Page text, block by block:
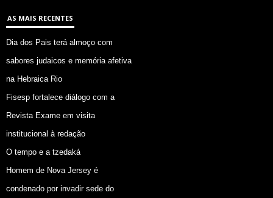
AS MAIS RECENTES
Dia dos Pais terá almoço com
sabores judaicos e memória afetiva
na Hebraica Rio
Fisesp fortalece diálogo com a
Revista Exame em visita
institucional à redação
O tempo e a tzedaká
Homem de Nova Jersey é
condenado por invadir sede do